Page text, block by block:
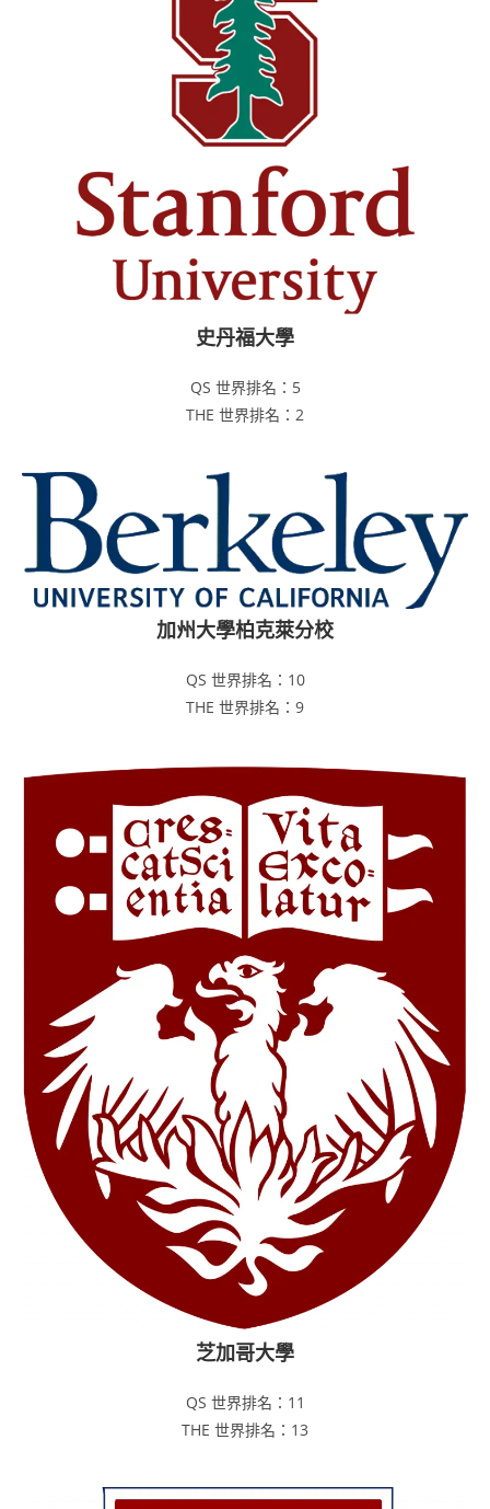
史丹福大學
QS 世界排名：5
THE 世界排名：2
加州大學柏克萊分校
QS 世界排名：10
THE 世界排名：9
芝加哥大學
QS 世界排名：11
THE 世界排名：13